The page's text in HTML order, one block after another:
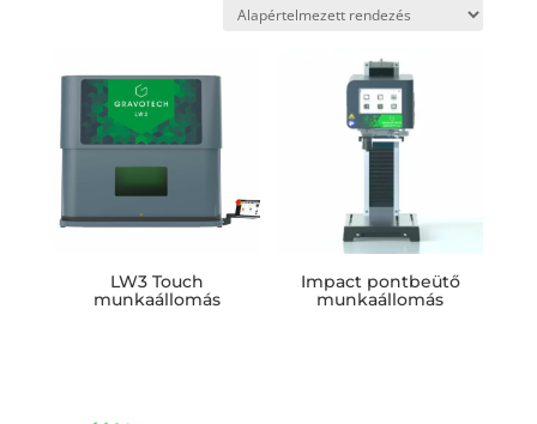
LW3 Touch
munkaállomás
Impact pontbeütő
munkaállomás